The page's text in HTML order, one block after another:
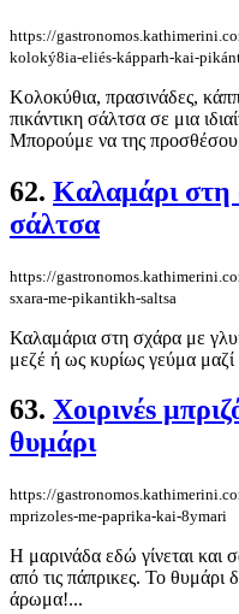
https://
koloký8ia-eliés-kápparh-kai-
Kολοκύθια, πρασινάδες,
πικάντικη σάλτσα σε μια
Μπορούμε να της
62. Καλαμάρι στη
σάλτσα
https://
sxara-me-pikantikh-saltsa
Καλαμάρια στη σχάρα με
μεζέ ή ως κυρίως γεύμα μαζί
63. Χοιρινέs
θυμάρι
https://
mprizoles-me-paprika-kai-8ymari
Η μαρινάδα εδώ γίνεται
από τις πάπρικες. Το θυμάρι
άρωμα!...